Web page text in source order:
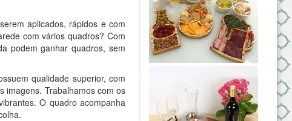
aplicados, rápidos e com
com vários quadros? Com
podem ganhar quadros, sem
qualidade superior, com
imagens. Trabalhamos com os
O quadro acompanha